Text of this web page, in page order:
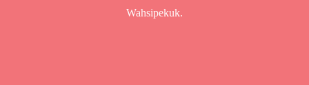
Wahsipekuk.